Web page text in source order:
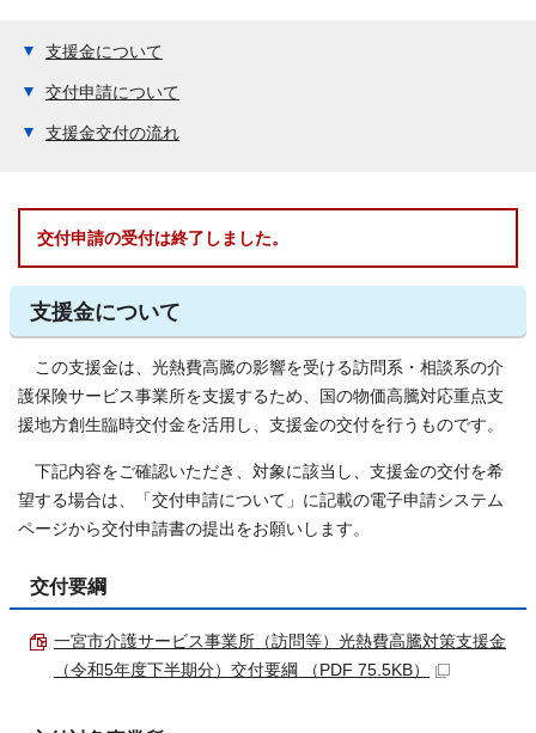
支援金について
交付申請について
支援金交付の流れ
交付申請の受付は終了しました。
支援金について
この支援金は、光熱費高騰の影響を受ける訪問系・相談系の介
護保険サービス事業所を支援するため、国の物価高騰対応重点支
援地方創生臨時交付金を活用し、支援金の交付を行うものです。
下記内容をご確認いただき、対象に該当し、支援金の交付を希
望する場合は、「交付申請について」に記載の電子申請システム
ページから交付申請書の提出をお願いします。
交付要綱
一宮市介護サービス事業所（訪問等）光熱費高騰対策支援金
（令和5年度下半期分）交付要綱 （PDF 75.5KB）